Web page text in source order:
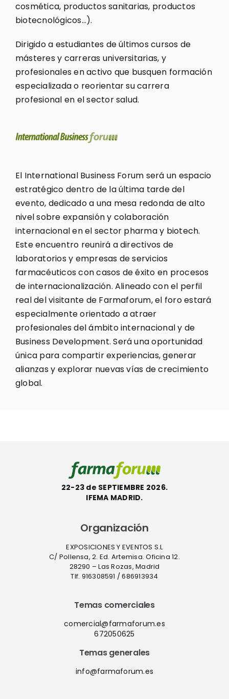
cosmética, productos sanitarias, productos
biotecnológicos…).
Dirigido a estudiantes de últimos cursos de
másteres y carreras universitarias, y
profesionales en activo que busquen formación
especializada o reorientar su carrera
profesional en el sector salud.
El International Business Forum será un espacio
estratégico dentro de la última tarde del
evento, dedicado a una mesa redonda de alto
nivel sobre expansión y colaboración
internacional en el sector pharma y biotech.
Este encuentro reunirá a directivos de
laboratorios y empresas de servicios
farmacéuticos con casos de éxito en procesos
de internacionalización. Alineado con el perfil
real del visitante de Farmaforum, el foro estará
especialmente orientado a atraer
profesionales del ámbito internacional y de
Business Development. Será una oportunidad
única para compartir experiencias, generar
alianzas y explorar nuevas vías de crecimiento
global.
22-23 de SEPTIEMBRE 2026.
IFEMA MADRID.
Organización
EXPOSICIONES Y EVENTOS S.L
C/ Pollensa, 2. Ed. Artemisa. Oficina 12.
28290 – Las Rozas, Madrid
Tlf. 916308591 / 686913934
Temas comerciales
comercial@farmaforum.es
672050625
Temas generales
info@farmaforum.es